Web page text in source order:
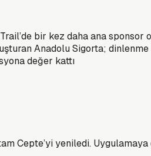
bir kez daha ana sponsor
Anadolu Sigorta; dinlenme
değer kattı
Cepte’yi yeniledi.